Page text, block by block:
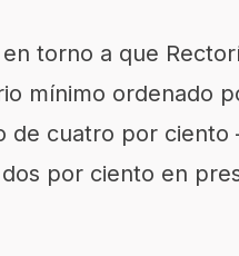
torno a que
mínimo ordenado
cuatro por ciento
por ciento en